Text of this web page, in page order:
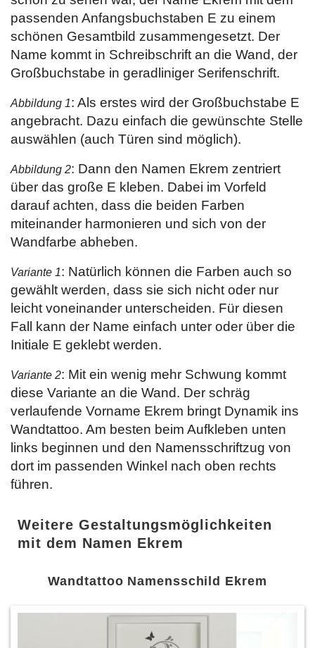
passenden Anfangsbuchstaben E zu einem
schönen Gesamtbild zusammengesetzt. Der
Name kommt in Schreibschrift an die Wand, der
Großbuchstabe in geradliniger Serifenschrift.
Abbildung 1: Als erstes wird der Großbuchstabe E
angebracht. Dazu einfach die gewünschte Stelle
auswählen (auch Türen sind möglich).
Abbildung 2: Dann den Namen Ekrem zentriert
über das große E kleben. Dabei im Vorfeld
darauf achten, dass die beiden Farben
miteinander harmonieren und sich von der
Wandfarbe abheben.
Variante 1: Natürlich können die Farben auch so
gewählt werden, dass sie sich nicht oder nur
leicht voneinander unterscheiden. Für diesen
Fall kann der Name einfach unter oder über die
Initiale E geklebt werden.
Variante 2: Mit ein wenig mehr Schwung kommt
diese Variante an die Wand. Der schräg
verlaufende Vorname Ekrem bringt Dynamik ins
Wandtattoo. Am besten beim Aufkleben unten
links beginnen und den Namensschriftzug von
dort im passenden Winkel nach oben rechts
führen.
Weitere Gestaltungsmöglichkeiten
mit dem Namen Ekrem
Wandtattoo Namensschild Ekrem